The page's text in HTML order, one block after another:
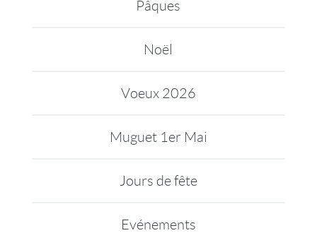
Pâques
Noël
Voeux 2026
Muguet 1er Mai
Jours de fête
Evénements